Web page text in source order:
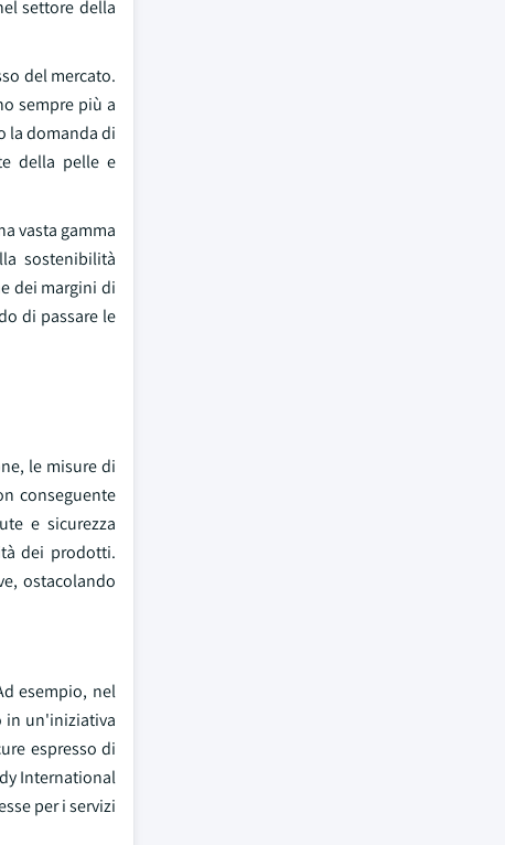
settore della
del mercato.
sempre più a
la domanda di
della pelle e
vasta gamma
sostenibilità
dei margini di
di passare le
le misure di
conseguente
e sicurezza
dei prodotti.
ostacolando
esempio, nel
in un'iniziativa
espresso di
International
per i servizi